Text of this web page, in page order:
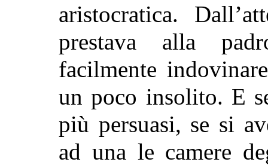
aristocratica.
prestava alla
facilmente
un poco insolito. E
più persuasi, se si
ad una le camere